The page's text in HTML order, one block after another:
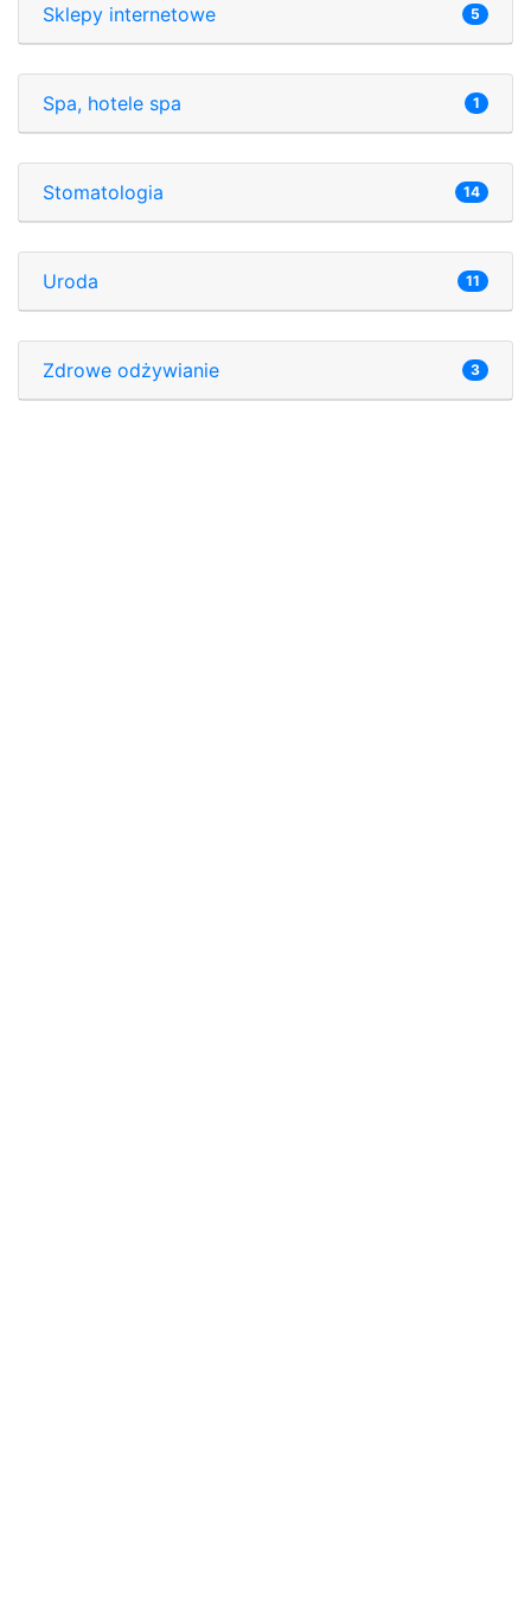
Sklepy internetowe 5
Spa, hotele spa 1
Stomatologia 14
Uroda 11
Zdrowe odżywianie 3